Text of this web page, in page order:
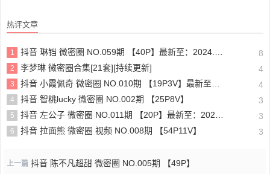
热评文章
1 抖音 琳铛 微密圈 NO.059期 【40P】最新至：2024.1.10 8
2 李梦琳 微密圈合集[21套][持续更新] 4
3 抖音 小霞佩奇 微密圈 NO.010期 【19P3V】最新至：2025.5.26 4
4 抖音 智桃lucky 微密圈 NO.002期 【25P8V】 3
5 抖音 左公子 微密圈 NO.011期 【20P】最新至：2024.5.13 3
6 抖音 拉面熊 微密圈 视频 NO.008期 【54P11V】 3
上一篇 抖音 陈不凡超甜 微密圈 NO.005期 【49P】